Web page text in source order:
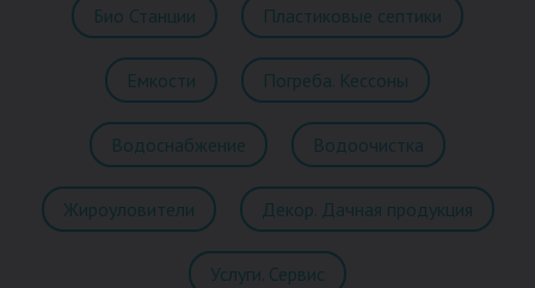
Био Станции Пластиковые септики
Емкости Погреба. Кессоны
Водоснабжение Водоочистка
Жироуловители Декор. Дачная продукция
Услуги. Сервис